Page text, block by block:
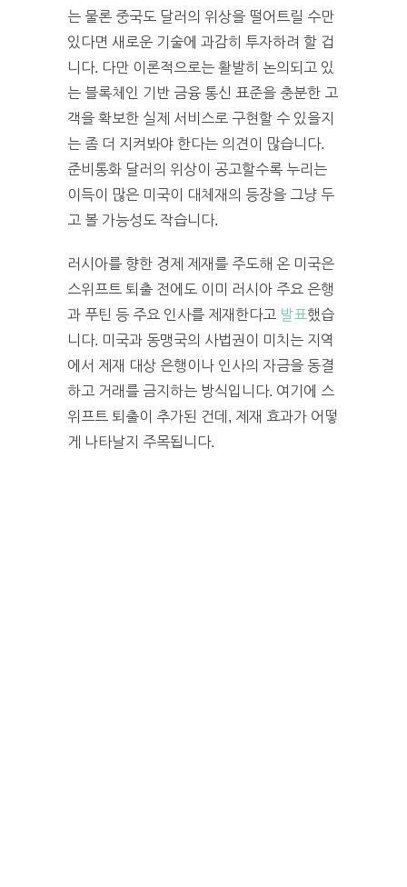
는 물론 중국도 달러의 위상을 떨어트릴 수만
있다면 새로운 기술에 과감히 투자하려 할 겁
니다. 다만 이론적으로는 활발히 논의되고 있
는 블록체인 기반 금융 통신 표준을 충분한 고
객을 확보한 실제 서비스로 구현할 수 있을지
는 좀 더 지켜봐야 한다는 의견이 많습니다.
준비통화 달러의 위상이 공고할수록 누리는
이득이 많은 미국이 대체재의 등장을 그냥 두
고 볼 가능성도 작습니다.
러시아를 향한 경제 제재를 주도해 온 미국은
스위프트 퇴출 전에도 이미 러시아 주요 은행
과 푸틴 등 주요 인사를 제재한다고 발표했습
니다. 미국과 동맹국의 사법권이 미치는 지역
에서 제재 대상 은행이나 인사의 자금을 동결
하고 거래를 금지하는 방식입니다. 여기에 스
위프트 퇴출이 추가된 건데, 제재 효과가 어떻
게 나타날지 주목됩니다.